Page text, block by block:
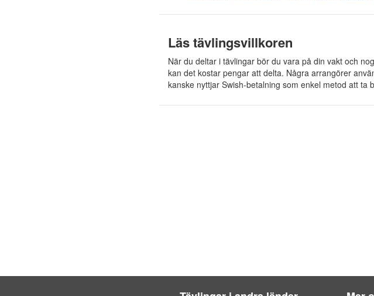
Läs tävlingsvillkoren
När du deltar i tävlingar bör du vara på din vakt och
kan det kostar pengar att delta. Några arrangörer
kanske nyttjar Swish-betalning som enkel metod att ta